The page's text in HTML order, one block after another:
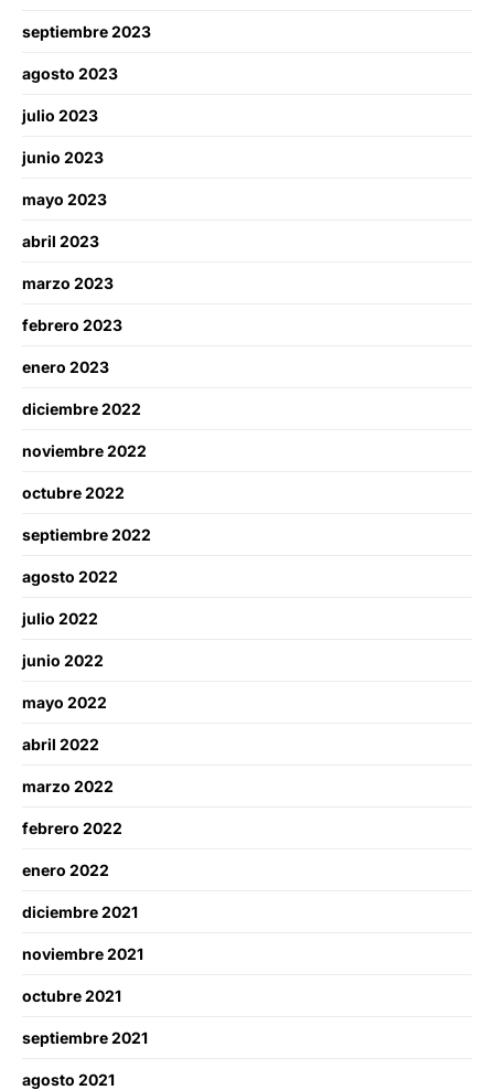
septiembre 2023
agosto 2023
julio 2023
junio 2023
mayo 2023
abril 2023
marzo 2023
febrero 2023
enero 2023
diciembre 2022
noviembre 2022
octubre 2022
septiembre 2022
agosto 2022
julio 2022
junio 2022
mayo 2022
abril 2022
marzo 2022
febrero 2022
enero 2022
diciembre 2021
noviembre 2021
octubre 2021
septiembre 2021
agosto 2021